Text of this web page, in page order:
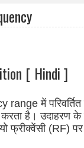
[ Hindi ]
में परिवर्तित
है। उदाहरण
(RF)